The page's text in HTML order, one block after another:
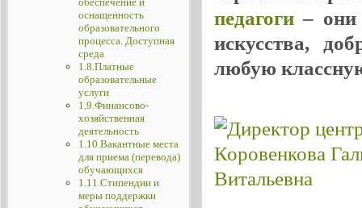
оснащенность
образовательного
процесса. Доступная
среда
1.8.Платные
образовательные
услуги
1.9.Финансово-
хозяйственная
деятельность
1.10.Вакантные места
для приема (перевода)
обучающихся
1.11.Стипендии и
меры поддержки
педагоги– они
искусства,
любую